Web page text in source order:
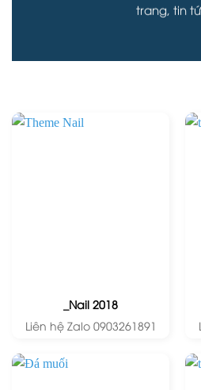
trang, tin
_Nail 2018
Liên hệ Zalo 0903261891